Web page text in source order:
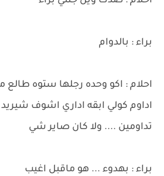
براء : بالدوام
احلام : اكو وحده رجلها ستوه
اداوم كولي ابقه اداري اشوف
تداومين .... ولا كان صاير شي
براء : بهدوء ... هو ماقبل اغيب